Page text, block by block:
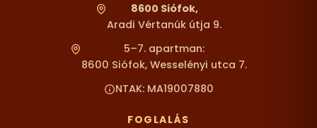
8600 Siófok,
Aradi Vértanúk útja 9.
5–7. apartman:
8600 Siófok, Wesselényi utca 7.
NTAK: MA19007880
FOGLALÁS